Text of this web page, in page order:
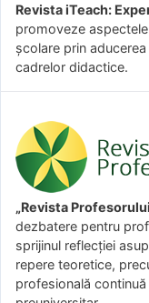
Revista iTeach:
promoveze
şcolare prin
cadrelor didactice.
„Revista
dezbatere pentru
sprijinul reflecției
repere teoretice,
profesională